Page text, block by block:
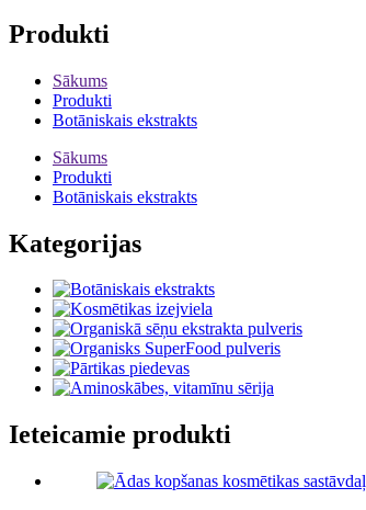
Produkti
Sākums
Produkti
Botāniskais ekstrakts
Sākums
Produkti
Botāniskais ekstrakts
Kategorijas
Ieteicamie produkti